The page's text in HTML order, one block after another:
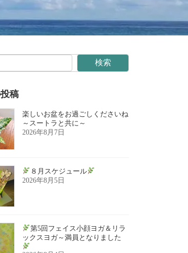
検索
稿
楽しいお盆をお過ごしくださいね
～スートラと共に～
2026年8月7日
８月スケジュール
2026年8月5日
第5回フェイス小顔ヨガ＆リラ
ックスヨガ～満員となりました